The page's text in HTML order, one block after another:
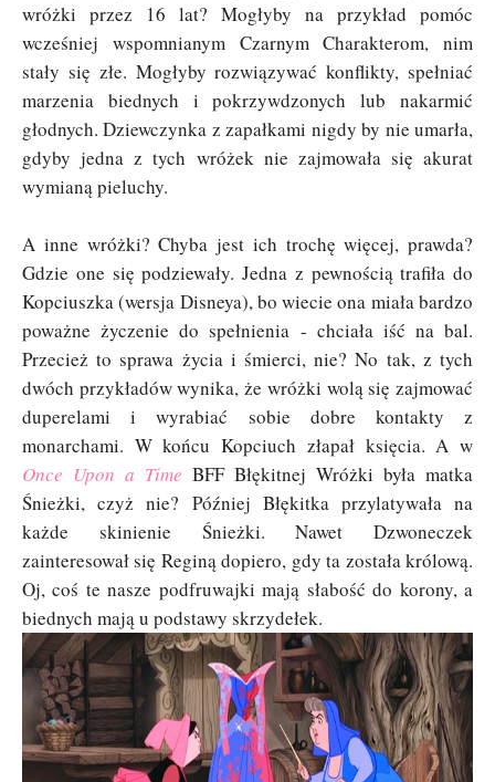
wróżki przez 16 lat? Mogłyby na przykład pomóc
wcześniej wspomnianym Czarnym Charakterom, nim
stały się złe. Mogłyby rozwiązywać konflikty, spełniać
marzenia biednych i pokrzywdzonych lub nakarmić
głodnych. Dziewczynka z zapałkami nigdy by nie umarła,
gdyby jedna z tych wróżek nie zajmowała się akurat
wymianą pieluchy.
A inne wróżki? Chyba jest ich trochę więcej, prawda?
Gdzie one się podziewały. Jedna z pewnością trafiła do
Kopciuszka (wersja Disneya), bo wiecie ona miała bardzo
poważne życzenie do spełnienia - chciała iść na bal.
Przecież to sprawa życia i śmierci, nie? No tak, z tych
dwóch przykładów wynika, że wróżki wolą się zajmować
duperelami i wyrabiać sobie dobre kontakty z
monarchami. W końcu Kopciuch złapał księcia. A w
Once Upon a Time BFF Błękitnej Wróżki była matka
Śnieżki, czyż nie? Później Błękitka przylatywała na
każde skinienie Śnieżki. Nawet Dzwoneczek
zainteresował się Reginą dopiero, gdy ta została królową.
Oj, coś te nasze podfruwajki mają słabość do korony, a
biednych mają u podstawy skrzydełek.